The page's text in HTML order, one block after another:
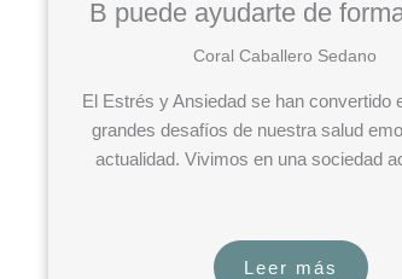
B puede ayudarte de
Coral Caballero Sedano
El Estrés y Ansiedad se han convertido
grandes desafíos de nuestra salud
actualidad. Vivimos en una sociedad
Leer más